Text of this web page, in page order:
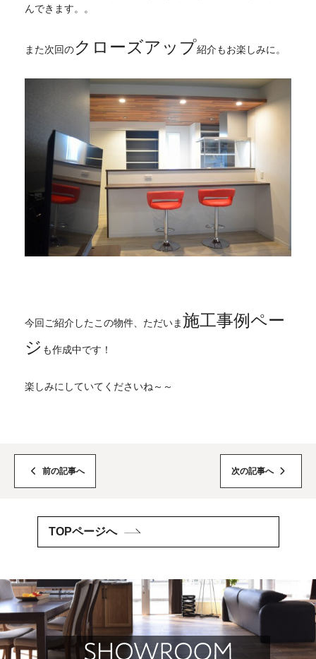
んできます。。
また次回のクローズアップ紹介もお楽しみに。
今回ご紹介したこの物件、ただいま施工事例ペー
ジ も作成中です！
楽しみにしていてくださいね～～
前の記事へ 次の記事へ
TOPページへ